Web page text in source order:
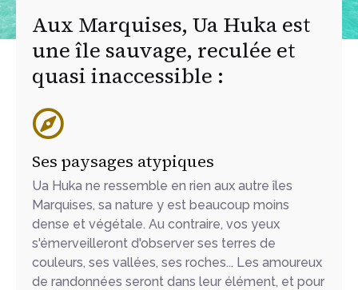
Aux Marquises, Ua Huka est
une île sauvage, reculée et
quasi inaccessible :
Ses paysages atypiques
Ua Huka ne ressemble en rien aux autre îles
Marquises, sa nature y est beaucoup moins
dense et végétale. Au contraire, vos yeux
s'émerveilleront d'observer ses terres de
couleurs, ses vallées, ses roches... Les amoureux
de randonnées seront dans leur élément, et pour